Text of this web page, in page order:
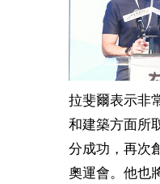
拉斐爾表示非
和建築方面所
分成功，再次
奧運會。他也